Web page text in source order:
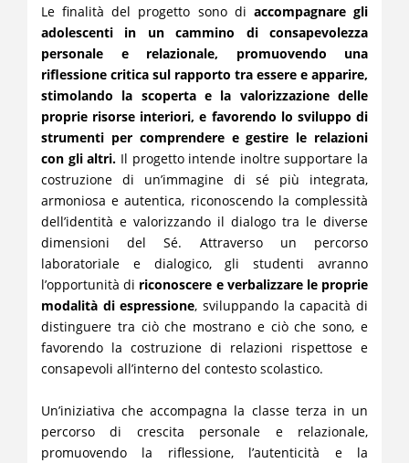
Le finalità del progetto sono di accompagnare gli
adolescenti in un cammino di consapevolezza
personale e relazionale, promuovendo una
riflessione critica sul rapporto tra essere e apparire,
stimolando la scoperta e la valorizzazione delle
proprie risorse interiori, e favorendo lo sviluppo di
strumenti per comprendere e gestire le relazioni
con gli altri. Il progetto intende inoltre supportare la
costruzione di un’immagine di sé più integrata,
armoniosa e autentica, riconoscendo la complessità
dell’identità e valorizzando il dialogo tra le diverse
dimensioni del Sé. Attraverso un percorso
laboratoriale e dialogico, gli studenti avranno
l’opportunità di riconoscere e verbalizzare le proprie
modalità di espressione, sviluppando la capacità di
distinguere tra ciò che mostrano e ciò che sono, e
favorendo la costruzione di relazioni rispettose e
consapevoli all’interno del contesto scolastico.
Un’iniziativa che accompagna la classe terza in un
percorso di crescita personale e relazionale,
promuovendo la riflessione, l’autenticità e la